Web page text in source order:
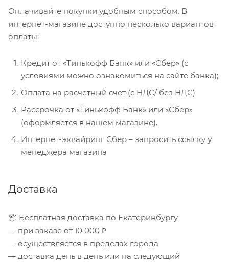
Оплачивайте покупки удобным способом. В
интернет-магазине доступно несколько вариантов
оплаты:
Кредит от «Тинькофф Банк» или «Сбер» (с
условиями можно ознакомиться на сайте банка);
Оплата на расчетный счет (с НДС/ без НДС)
Рассрочка от «Тинькофф Банк» или «Сбер»
(оформляется в нашем магазине).
Интернет-эквайринг Сбер – запросить ссылку у
менеджера магазина
Доставка
📦 Бесплатная доставка по Екатеринбургу
— при заказе от 10 000 ₽
— осуществляется в пределах города
— доставка день в день или на следующий